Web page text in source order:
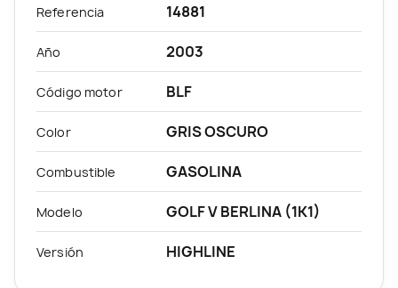
Referencia 14881
Año 2003
Código motor BLF
Color GRIS OSCURO
Combustible GASOLINA
Modelo GOLF V BERLINA (1K1)
Versión HIGHLINE